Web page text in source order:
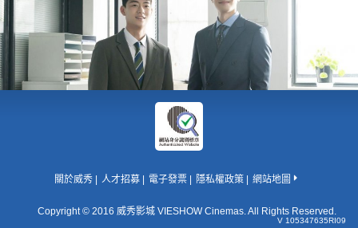
Copyright © 2016 威秀影城 VIESHOW Cinemas. All Rights Reserved.
關於威秀 人才招募 電子發票 隱私權政策 網站地圖
V 105347635RI09